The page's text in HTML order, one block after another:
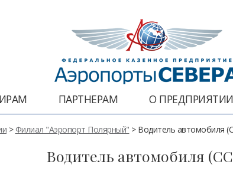
ПАРТНЕРАМ О ПРЕДПРИЯТИИ
> Филиал "Аэропорт Полярный" > Водитель автомобиля
Водитель автомобиля